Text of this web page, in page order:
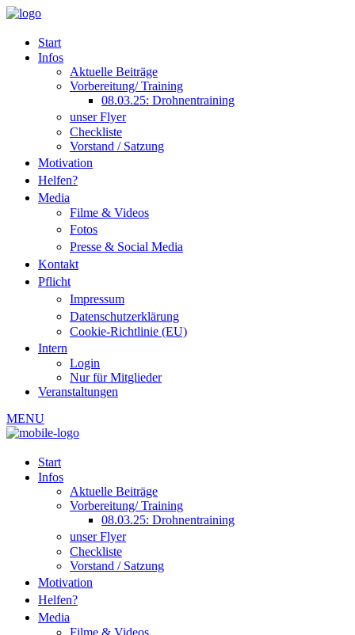
Start
Infos
Aktuelle Beiträge
Vorbereitung/ Training
08.03.25: Drohnentraining
unser Flyer
Checkliste
Vorstand / Satzung
Motivation
Helfen?
Media
Filme & Videos
Fotos
Presse & Social Media
Kontakt
Pflicht
Impressum
Datenschutzerklärung
Cookie-Richtlinie (EU)
Intern
Login
Nur für Mitglieder
Veranstaltungen
MENU
Start
Infos
Aktuelle Beiträge
Vorbereitung/ Training
08.03.25: Drohnentraining
unser Flyer
Checkliste
Vorstand / Satzung
Motivation
Helfen?
Media
Filme & Videos